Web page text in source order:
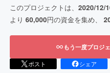
このプロジェクトは、 2020/12/
より 60,000円の資金を集め、
もう一度プロジ
ポスト シェア